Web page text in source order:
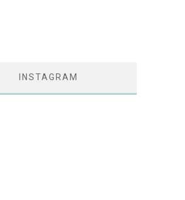
INSTAGRAM